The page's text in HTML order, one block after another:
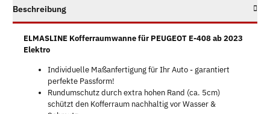
Beschreibung
ELMASLINE Kofferraumwanne für PEUGEOT E-408 ab 2023
Elektro
Individuelle Maßanfertigung für Ihr Auto - garantiert
perfekte Passform!
Rundumschutz durch extra hohen Rand (ca. 5cm)
schützt den Kofferraum nachhaltig vor Wasser &